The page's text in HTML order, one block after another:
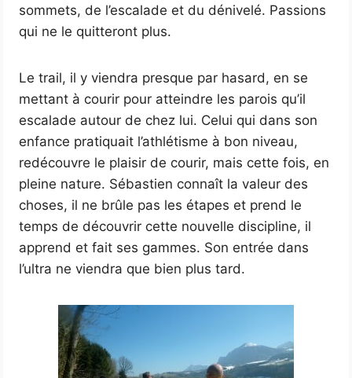
sommets, de l’escalade et du dénivelé. Passions
qui ne le quitteront plus.
Le trail, il y viendra presque par hasard, en se
mettant à courir pour atteindre les parois qu’il
escalade autour de chez lui. Celui qui dans son
enfance pratiquait l’athlétisme à bon niveau,
redécouvre le plaisir de courir, mais cette fois, en
pleine nature. Sébastien connaît la valeur des
choses, il ne brûle pas les étapes et prend le
temps de découvrir cette nouvelle discipline, il
apprend et fait ses gammes. Son entrée dans
l’ultra ne viendra que bien plus tard.